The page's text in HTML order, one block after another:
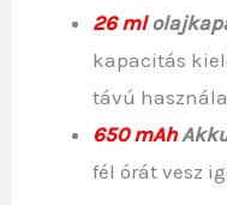
26 ml
kapacitás
távú
650 mAh
fél órát vesz